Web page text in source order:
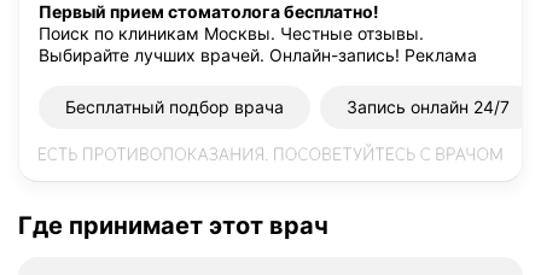
Первый прием стоматолога бесплатно!
Поиск по клиникам Москвы. Честные отзывы.
Выбирайте лучших врачей. Онлайн-запись! Реклама
Бесплатный подбор врача Запись онлайн 24/7
Где принимает этот врач